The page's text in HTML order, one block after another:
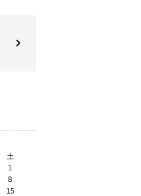
土
1
8
15